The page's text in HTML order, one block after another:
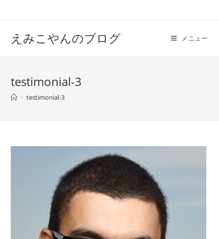
えみこやんのブログ メニュー
testimonial-3
> testimonial-3